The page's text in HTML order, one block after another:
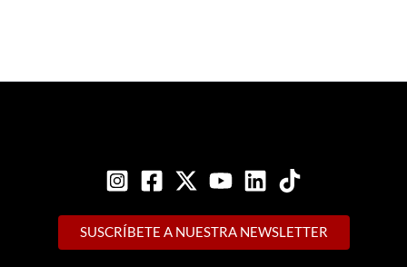
SUSCRÍBETE A NUESTRA NEWSLETTER